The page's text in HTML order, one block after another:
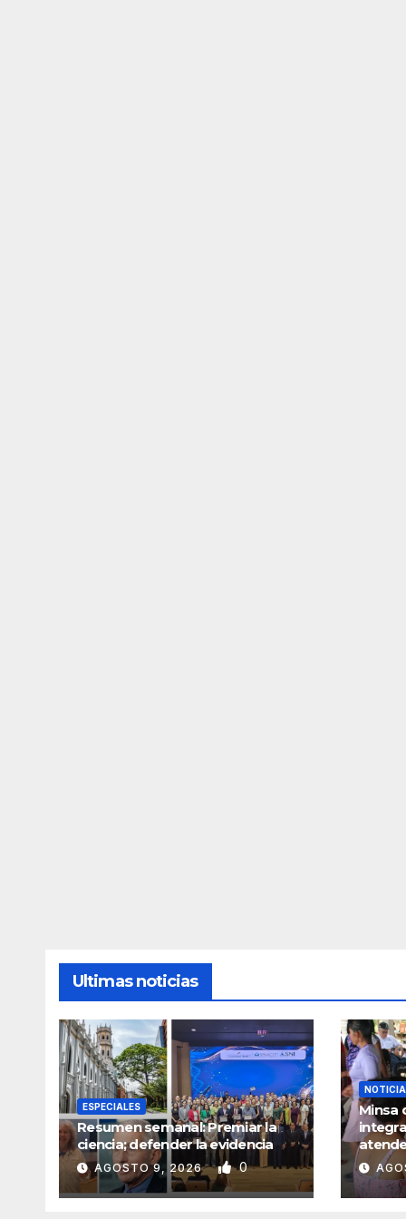
Ultimas noticias
ESPECIALES
Resumen semanal: Premiar la
ciencia; defender la evidencia
AGOSTO 9, 2026 0
Minsa